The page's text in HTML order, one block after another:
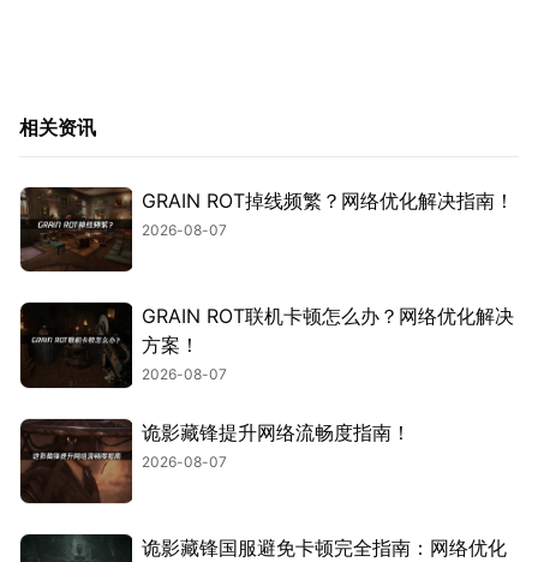
相关资讯
GRAIN ROT掉线频繁？网络优化解决指南！
2026-08-07
GRAIN ROT联机卡顿怎么办？网络优化解决
方案！
2026-08-07
诡影藏锋提升网络流畅度指南！
2026-08-07
诡影藏锋国服避免卡顿完全指南：网络优化